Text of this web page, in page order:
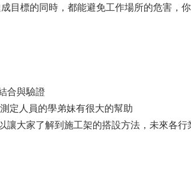
目標的同時，都能避免工作場所的危害，
合與驗證
定人員的學弟妹有很大的幫助
大家了解到施工架的搭設方法，未來各行